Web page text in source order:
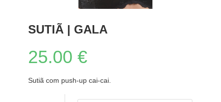
SUTIÃ | GALA
25.00€
Sutiã com push-up cai-cai.